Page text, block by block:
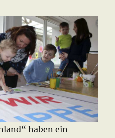
haben ein